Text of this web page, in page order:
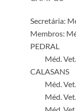
Secretária:
Membros:
PEDRAL
Méd. Vet.
CALASANS
Méd. Vet.
Méd. Vet.
Méd. Vet.